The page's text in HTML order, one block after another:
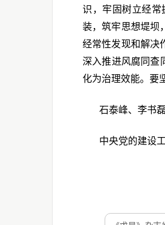
识，牢固树立经常
装，筑牢思想堤坝
经常性发现和解决
深入推进风腐同查
化为治理效能。要
石泰峰、李书
中央党的建设